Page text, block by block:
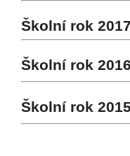
Školní rok
Školní rok
Školní rok